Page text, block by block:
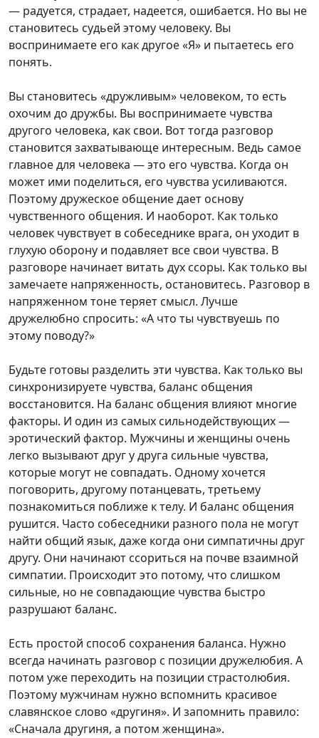
— радуется, страдает, надеется, ошибается. Но вы не
становитесь судьей этому человеку. Вы
воспринимаете его как другое «Я» и пытаетесь его
понять.
Вы становитесь «дружливым» человеком, то есть
охочим до дружбы. Вы воспринимаете чувства
другого человека, как свои. Вот тогда разговор
становится захватывающе интересным. Ведь самое
главное для человека — это его чувства. Когда он
может ими поделиться, его чувства усиливаются.
Поэтому дружеское общение дает основу
чувственного общения. И наоборот. Как только
человек чувствует в собеседнике врага, он уходит в
глухую оборону и подавляет все свои чувства. В
разговоре начинает витать дух ссоры. Как только вы
замечаете напряженность, остановитесь. Разговор в
напряженном тоне теряет смысл. Лучше
дружелюбно спросить: «А что ты чувствуешь по
этому поводу?»
Будьте готовы разделить эти чувства. Как только вы
синхронизируете чувства, баланс общения
восстановится. На баланс общения влияют многие
факторы. И один из самых сильнодействующих —
эротический фактор. Мужчины и женщины очень
легко вызывают друг у друга сильные чувства,
которые могут не совпадать. Одному хочется
поговорить, другому потанцевать, третьему
познакомиться поближе к телу. И баланс общения
рушится. Часто собеседники разного пола не могут
найти общий язык, даже когда они симпатичны друг
другу. Они начинают ссориться на почве взаимной
симпатии. Происходит это потому, что слишком
сильные, но не совпадающие чувства быстро
разрушают баланс.
Есть простой способ сохранения баланса. Нужно
всегда начинать разговор с позиции дружелюбия. А
потом уже переходить на позиции страстолюбия.
Поэтому мужчинам нужно вспомнить красивое
славянское слово «другиня». И запомнить правило:
«Сначала другиня, а потом женщина».